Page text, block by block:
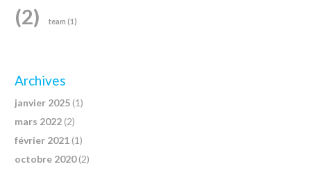
(2)
team (1)
Archives
janvier 2025(1)
mars 2022(2)
février 2021(1)
octobre 2020(2)